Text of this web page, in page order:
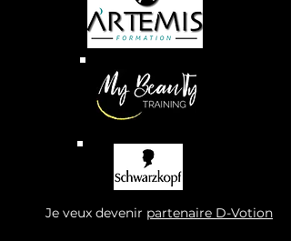
Je veux devenir partenaire D-Votion